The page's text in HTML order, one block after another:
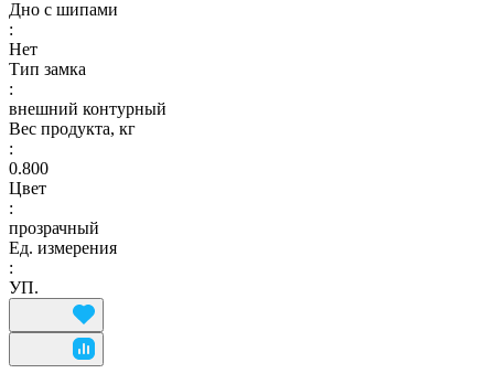
Дно с шипами
:
Нет
Тип замка
:
внешний контурный
Вес продукта, кг
:
0.800
Цвет
:
прозрачный
Ед. измерения
:
УП.